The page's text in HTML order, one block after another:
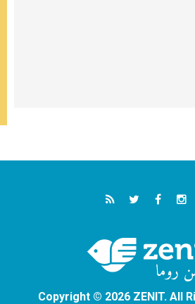
Copyright © 2026 ZENIT. All